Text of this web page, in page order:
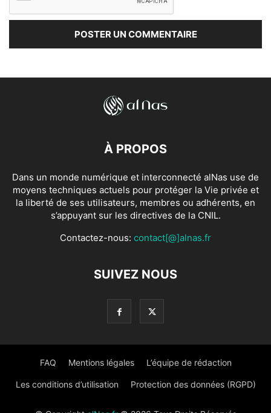
À PROPOS
Dans un monde numérique et interconnecté alNas use de
moyens techniques actuels pour protéger la Vie privée et
la liberté de ses utilisateurs, membres ou adhérents, en
s’appuyant sur les directives de la CNIL.
Contactez-nous: contact[@]alnas.fr
SUIVEZ NOUS
FAQ Mentions légales L’équipe de rédaction
Les conditions d’utilisation Protection des données (RGPD)